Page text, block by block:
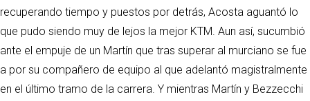
recuperando tiempo y puestos por detrás, Acosta aguantó lo
que pudo siendo muy de lejos la mejor KTM. Aun así, sucumbió
ante el empuje de un Martín que tras superar al murciano se fue
a por su compañero de equipo al que adelantó magistralmente
en el último tramo de la carrera. Y mientras Martín y Bezzecchi